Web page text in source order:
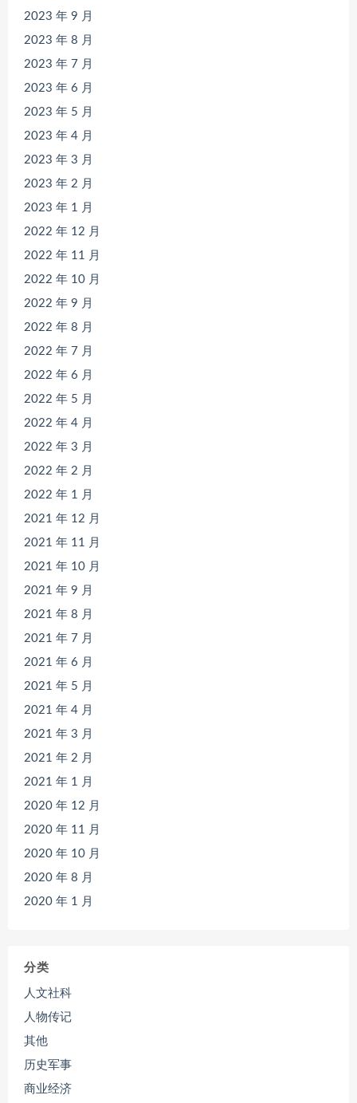
2023 年 9 月
2023 年 8 月
2023 年 7 月
2023 年 6 月
2023 年 5 月
2023 年 4 月
2023 年 3 月
2023 年 2 月
2023 年 1 月
2022 年 12 月
2022 年 11 月
2022 年 10 月
2022 年 9 月
2022 年 8 月
2022 年 7 月
2022 年 6 月
2022 年 5 月
2022 年 4 月
2022 年 3 月
2022 年 2 月
2022 年 1 月
2021 年 12 月
2021 年 11 月
2021 年 10 月
2021 年 9 月
2021 年 8 月
2021 年 7 月
2021 年 6 月
2021 年 5 月
2021 年 4 月
2021 年 3 月
2021 年 2 月
2021 年 1 月
2020 年 12 月
2020 年 11 月
2020 年 10 月
2020 年 8 月
2020 年 1 月
分类
人文社科
人物传记
其他
历史军事
商业经济